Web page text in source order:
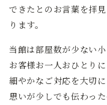
できたとのお言葉を拝
ります。
当館は部屋数が少ない
お客様お一人おひとり
細やかなご対応を大切
思いが少しでも伝わっ